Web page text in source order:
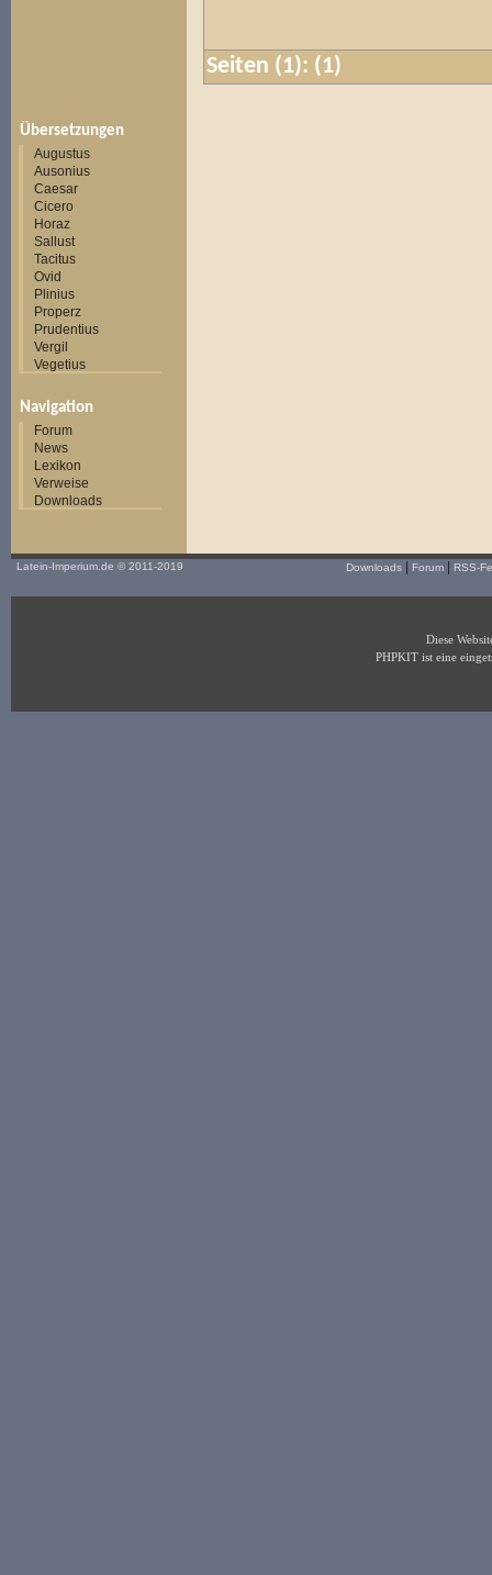
Übersetzungen
Augustus
Ausonius
Caesar
Cicero
Horaz
Sallust
Tacitus
Ovid
Plinius
Properz
Prudentius
Vergil
Vegetius
Navigation
Forum
News
Lexikon
Verweise
Downloads
Seiten (1): (1)
Latein-Imperium.de © 2011-2019 Downloads Forum RSS-
Diese
PHPKIT ist eine